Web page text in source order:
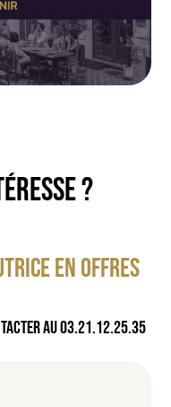
?
EN OFFRES
AU 03.21.12.25.35